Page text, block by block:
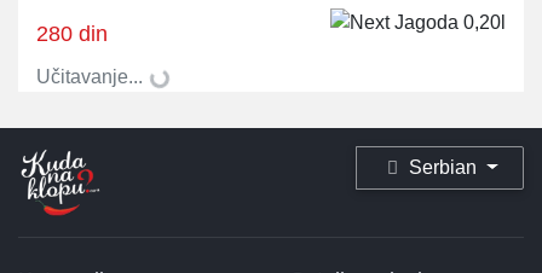
280 din
Učitavanje...
Serbian